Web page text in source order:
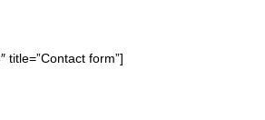
title=”Contact form”]